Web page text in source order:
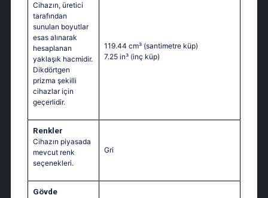
Cihazın, üretici
tarafından
sunulan boyutlar
esas alınarak
hesaplanan
yaklaşık hacmidir.
Dikdörtgen
prizma şekilli
cihazlar için
geçerlidir.
119.44 cm³ (santimetre küp)
7.25 in³ (inç küp)
Renkler
Cihazın piyasada
mevcut renk
seçenekleri.
Gri
Gövde